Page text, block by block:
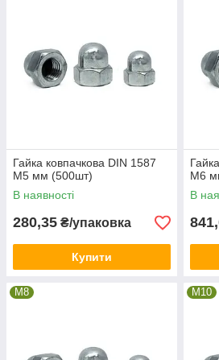
Гайка ковпачкова DIN 1587
М5 мм (500шт)
В наявності
280,35 ₴/упаковка
Купити
М6
В
М8 М10